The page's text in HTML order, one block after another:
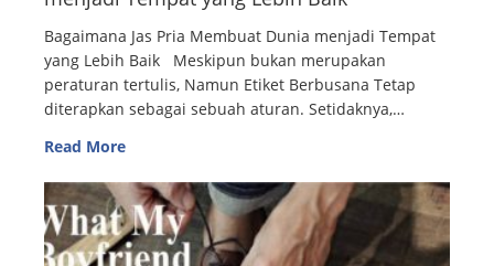
Bagaimana Jas Pria Membuat Dunia menjadi Tempat
yang Lebih Baik Meskipun bukan merupakan
peraturan tertulis, Namun Etiket Berbusana Tetap
diterapkan sebagai sebuah aturan. Setidaknya,…
Read More